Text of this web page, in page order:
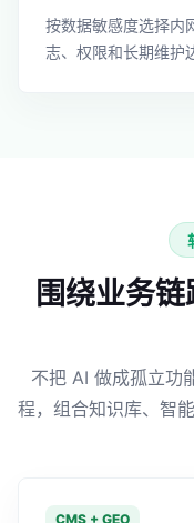
按数据敏感度选择内
志、权限和长期维护
围绕业务
不把 AI 做成孤立功
程，组合知识库、智
CMS + GEO